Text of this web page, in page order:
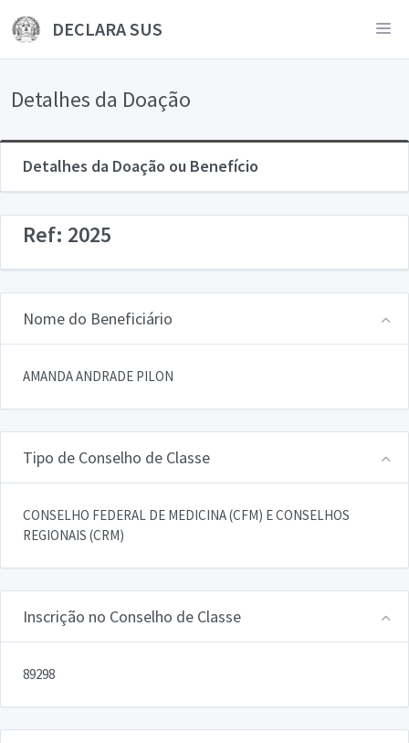
DECLARA SUS
Detalhes da Doação
Detalhes da Doação ou Benefício
Ref: 2025
Nome do Beneficiário
AMANDA ANDRADE PILON
Tipo de Conselho de Classe
CONSELHO FEDERAL DE MEDICINA (CFM) E CONSELHOS
REGIONAIS (CRM)
Inscrição no Conselho de Classe
89298